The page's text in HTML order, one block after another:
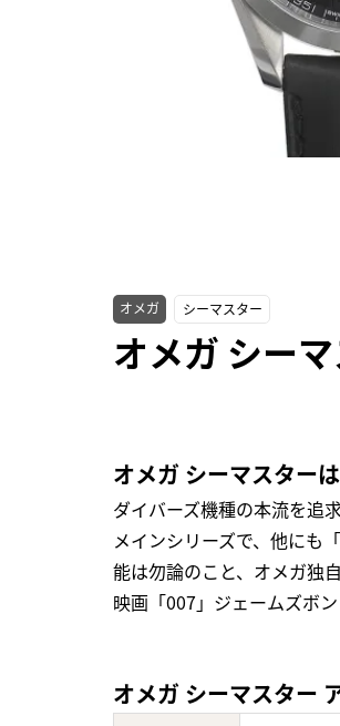
オメガ シーマスター
オメガ シー
オメガ シーマスター
ダイバーズ機種の本流を追
メインシリーズで、他にも
能は勿論のこと、オメガ独
映画「007」ジェームズボ
オメガ シーマスター